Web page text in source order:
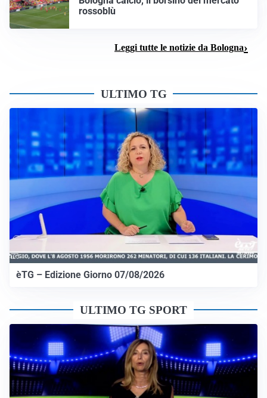
rossoblù
Leggi tutte le notizie da Bologna
ULTIMO TG
èTG – Edizione Giorno 07/08/2026
ULTIMO TG SPORT